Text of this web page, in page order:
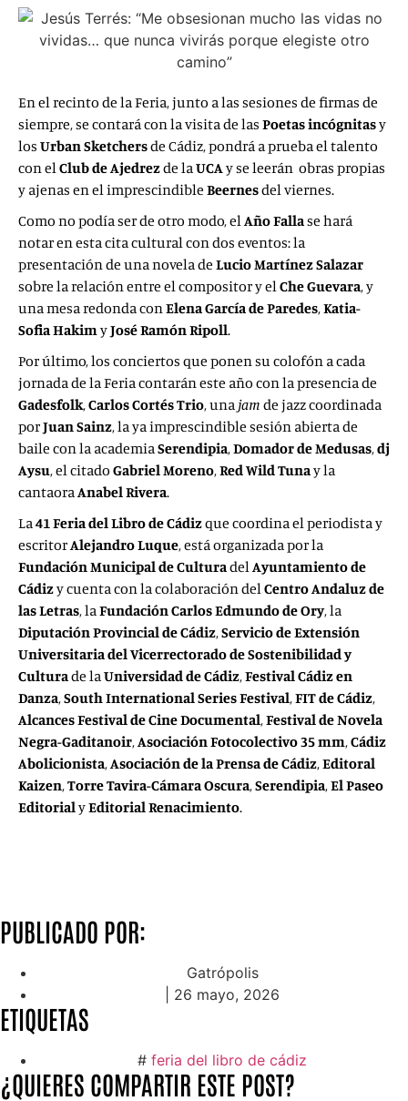
En el recinto de la Feria, junto a las sesiones de firmas de
siempre, se contará con la visita de las Poetas incógnitasy
los Urban Sketchersde Cádiz, pondrá a prueba el talento
con el Club de Ajedrezde la UCA y se leerán obras propias
y ajenas en el imprescindible Beernesdel viernes.
Como no podía ser de otro modo, el Año Fallase hará
notar en esta cita cultural con dos eventos: la
presentación de una novela de Lucio Martínez Salazar
sobre la relación entre el compositor y el Che Guevara, y
una mesa redonda con Elena García de Paredes,Katia-
Sofia Hakim yJosé Ramón Ripoll.
Por último, los conciertos que ponen su colofón a cada
jornada de la Feria contarán este año con la presencia de
Gadesfolk,Carlos Cortés Trio, una jam de jazz coordinada
porJuan Sainz, la ya imprescindible sesión abierta de
baile con la academia Serendipia,Domador de Medusas,dj
Aysu, el citado Gabriel Moreno,Red Wild Tunay la
cantaora Anabel Rivera.
La 41 Feria del Libro de Cádizque coordina el periodista y
escritor Alejandro Luque, está organizada por la
Fundación Municipal de Culturadel Ayuntamiento de
Cádizy cuenta con la colaboración del Centro Andaluz de
las Letras, la Fundación Carlos Edmundo de Ory, la
Diputación Provincial de Cádiz,Servicio de Extensión
Universitaria del Vicerrectorado de Sostenibilidad y
Culturade la Universidad de Cádiz,Festival Cádiz en
Danza,South International Series Festival,FIT de Cádiz,
Alcances Festival de Cine Documental,Festival de Novela
Negra-Gaditanoir, Asociación Fotocolectivo 35 mm,Cádiz
Abolicionista, Asociación de la Prensa de Cádiz,Editoral
Kaizen,Torre Tavira-Cámara Oscura,Serendipia,El Paseo
Editorial yEditorial Renacimiento.
PUBLICADO POR:
Gatrópolis
26 mayo, 2026
ETIQUETAS
# feria del libro de cádiz
¿QUIERES COMPARTIR ESTE POST?